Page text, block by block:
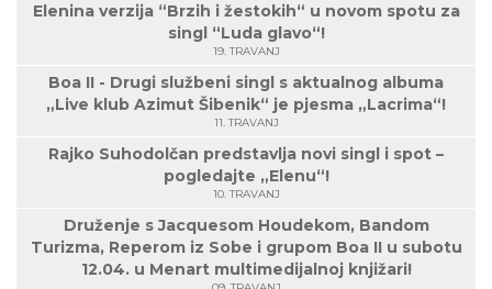
Elenina verzija “Brzih i žestokih“ u novom spotu za
singl “Luda glavo“!
19. TRAVANJ
Boa II - Drugi službeni singl s aktualnog albuma
„Live klub Azimut Šibenik“ je pjesma „Lacrima“!
11. TRAVANJ
Rajko Suhodolčan predstavlja novi singl i spot –
pogledajte „Elenu“!
10. TRAVANJ
Druženje s Jacquesom Houdekom, Bandom
Turizma, Reperom iz Sobe i grupom Boa II u subotu
12.04. u Menart multimedijalnoj knjižari!